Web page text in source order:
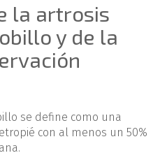
la artrosis
y de la
se define como una
con al menos un 50%